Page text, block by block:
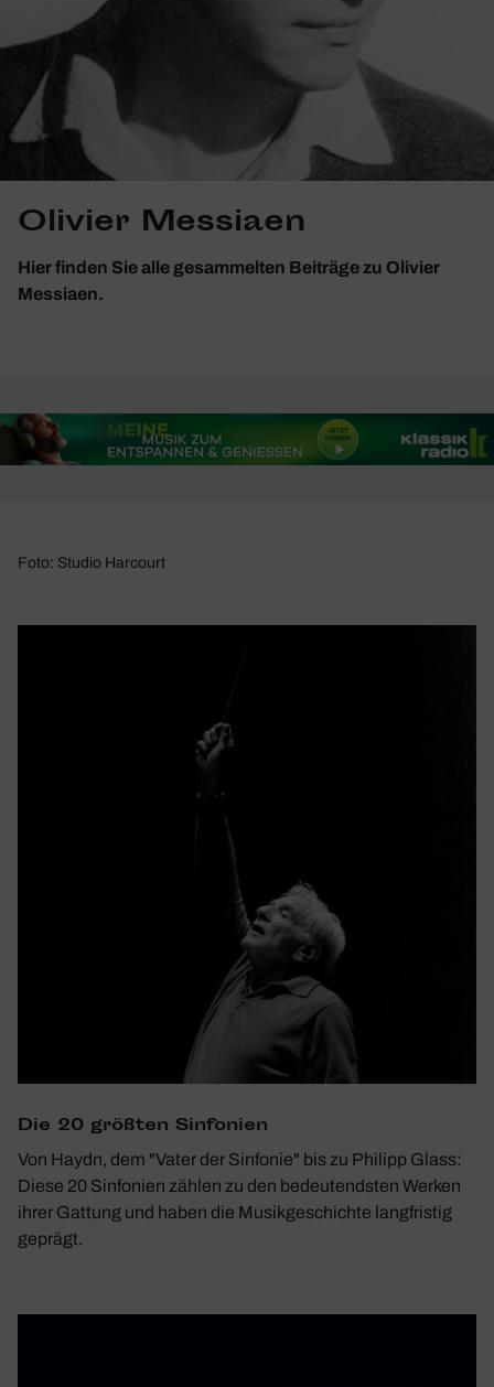
Olivier Messiaen
Hier finden Sie alle gesammelten Beiträge zu Olivier
Messiaen.
Foto: Studio Harcourt
Die 20 größten Sinfo­nien
Von Haydn, dem "Vater der Sinfonie" bis zu Philipp Glass:
Diese 20 Sinfonien zählen zu den bedeutendsten Werken
ihrer Gattung und haben die Musikgeschichte langfristig
geprägt.